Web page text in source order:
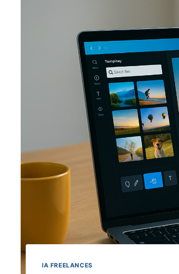
IA FREELANCES